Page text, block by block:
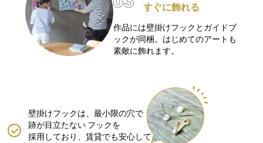
すぐに飾れる
作品には壁掛けフックとガイドブ
ックが同梱。はじめてのアートも
素敵に飾れます。
壁掛けフックは、最小限の穴で
跡が目立たない フックを
採用しており、賃貸でも安心して